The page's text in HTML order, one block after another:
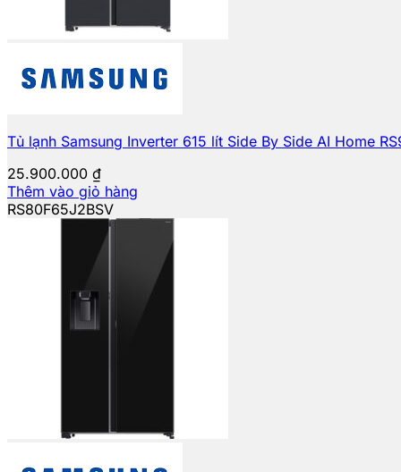
Tủ lạnh Samsung Inverter 615 lít Side By Side AI Home
25.900.000 ₫
Thêm vào giỏ hàng
RS80F65J2BSV